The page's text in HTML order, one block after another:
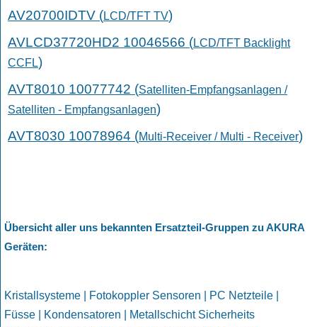
AV20700IDTV (LCD/TFT TV)
AVLCD37720HD2 10046566 (LCD/TFT Backlight
CCFL)
AVT8010 10077742 (Satelliten-Empfangsanlagen /
Satelliten - Empfangsanlagen)
AVT8030 10078964 (Multi-Receiver / Multi - Receiver)
Übersicht aller uns bekannten Ersatzteil-Gruppen zu AKURA
Geräten:
Kristallsysteme | Fotokoppler Sensoren | PC Netzteile |
Füsse | Kondensatoren | Metallschicht Sicherheits